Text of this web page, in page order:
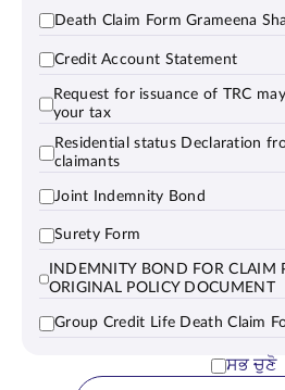
Death Claim Form Grameena
Credit Account Statement
Request for issuance of TRC
your tax
Residential status Declaration
claimants
Joint Indemnity Bond
Surety Form
INDEMNITY BOND FOR CLAIM
ORIGINAL POLICY DOCUMENT
Group Credit Life Death Claim
ਸਭ ਚੁਣੋ